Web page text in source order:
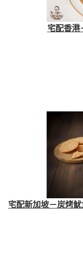
宅配香港
宅配新加坡－炭烤